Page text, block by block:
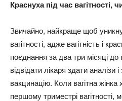
Краснуха під час вагітності,
Звичайно, найкраще щоб
вагітності, адже вагітність і
поєднання за два три місяці до
відвідати лікаря здати аналізи
вакцинацію. Коли вагітна жінка
першому триместрі вагітності,